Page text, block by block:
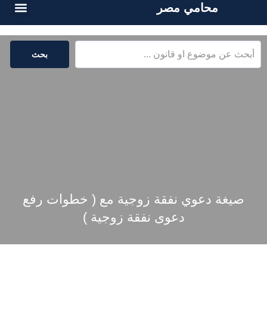
محامي مصر
بحث
صيغة دعوي نفقة زوجية مع ( خطوات رفع
دعوى نفقة زوجية )